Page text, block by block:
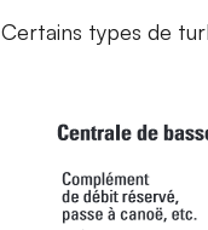
Certains types de